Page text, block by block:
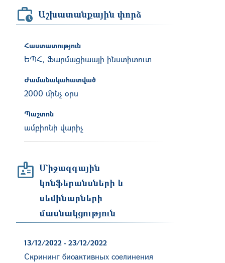
Աշխատանքային փորձ
Հաստատություն
ԵՊՀ, Ֆարմացիաայի ինստիտուտ
Ժամանակահատված
2000 մինչ օրս
Պաշտոն
ամբիոնի վարիչ
Միջազգային
կոնֆերանսների և
սեմինարների
մասնակցություն
13/12/2022 - 23/12/2022
Скрининг биоактивных соелинения